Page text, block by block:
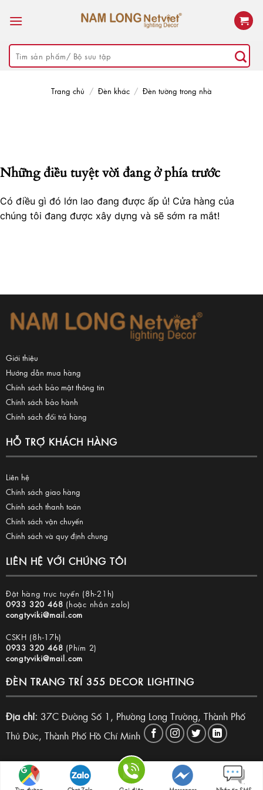
Tìm
kiếm:
Trang chủ / Đèn khác / Đèn tường trong nhà
Những điều tuyệt vời đang ở phía trước
Có điều gì đó lớn lao đang được ấp ủ! Cửa hàng của
chúng tôi đang được xây dựng và sẽ sớm ra mắt!
Giới thiệu
Hướng dẫn mua hàng
Chính sách bảo mật thông tin
Chính sách bảo hành
Chính sách đổi trả hàng
HỖ TRỢ KHÁCH HÀNG
Liên hệ
Chính sách giao hàng
Chính sách thanh toán
Chính sách vận chuyển
Chính sách và quy định chung
LIÊN HỆ VỚI CHÚNG TÔI
Đặt hàng trực tuyến (8h-21h)
0933 320 468 (hoặc nhắn zalo)
congtyviki@mail.com
CSKH (8h-17h)
0933 320 468 (Phím 2)
congtyviki@mail.com
ĐÈN TRANG TRÍ 355 DECOR LIGHTING
Địa chỉ: 37C Đường Số 1, Phường Long Trường, Thành Phố
Thủ Đức, Thành Phố Hồ Chí Minh
Copyright 2026 © Đèn trang trí 355 Decor